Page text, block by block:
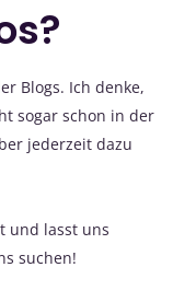
Blogs. Ich denke,
sogar schon in der
jederzeit dazu
und lasst uns
suchen!